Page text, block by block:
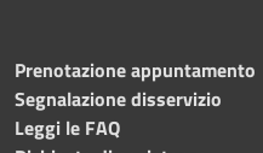
Prenotazione appuntamento
Segnalazione disservizio
Leggi le FAQ